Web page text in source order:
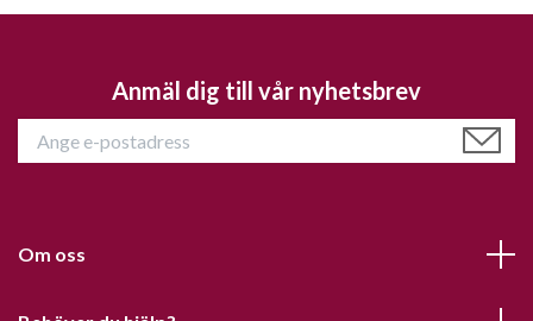
Anmäl dig till vår nyhetsbrev
Om oss